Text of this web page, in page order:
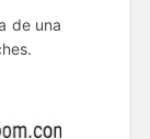
de una